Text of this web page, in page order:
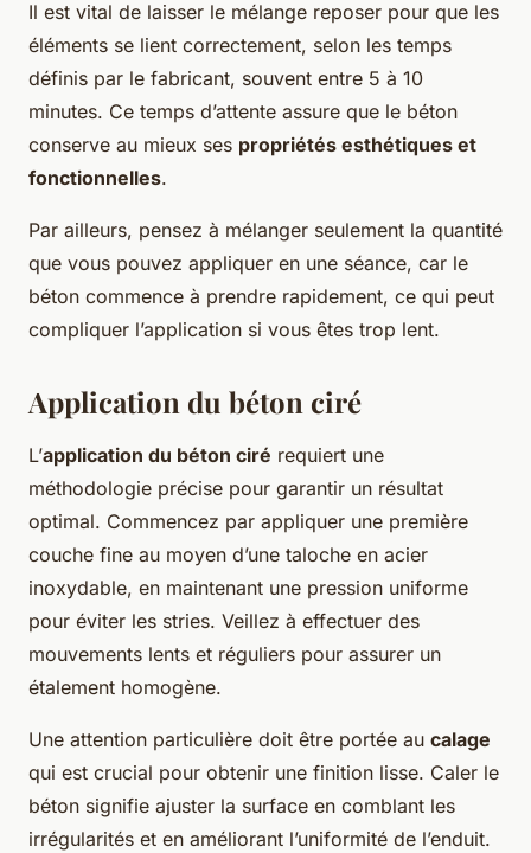
Il est vital de laisser le mélange reposer pour que les
éléments se lient correctement, selon les temps
définis par le fabricant, souvent entre 5 à 10
minutes. Ce temps d’attente assure que le béton
conserve au mieux ses propriétés esthétiques et
fonctionnelles.
Par ailleurs, pensez à mélanger seulement la quantité
que vous pouvez appliquer en une séance, car le
béton commence à prendre rapidement, ce qui peut
compliquer l’application si vous êtes trop lent.
Application du béton ciré
L’application du béton ciré requiert une
méthodologie précise pour garantir un résultat
optimal. Commencez par appliquer une première
couche fine au moyen d’une taloche en acier
inoxydable, en maintenant une pression uniforme
pour éviter les stries. Veillez à effectuer des
mouvements lents et réguliers pour assurer un
étalement homogène.
Une attention particulière doit être portée au calage
qui est crucial pour obtenir une finition lisse. Caler le
béton signifie ajuster la surface en comblant les
irrégularités et en améliorant l’uniformité de l’enduit.